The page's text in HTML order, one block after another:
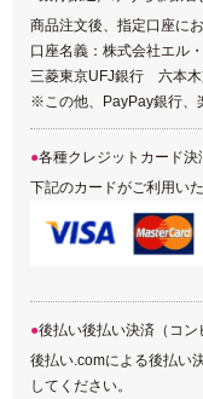
商品注文後、指定口座に
口座名義：株式会社エル
三菱東京UFJ銀行 六本
※この他、PayPay銀行、
各種クレジットカード決
下記のカードがご利用い
後払い後払い決済（コン
後払い.comによる後払い
してください。